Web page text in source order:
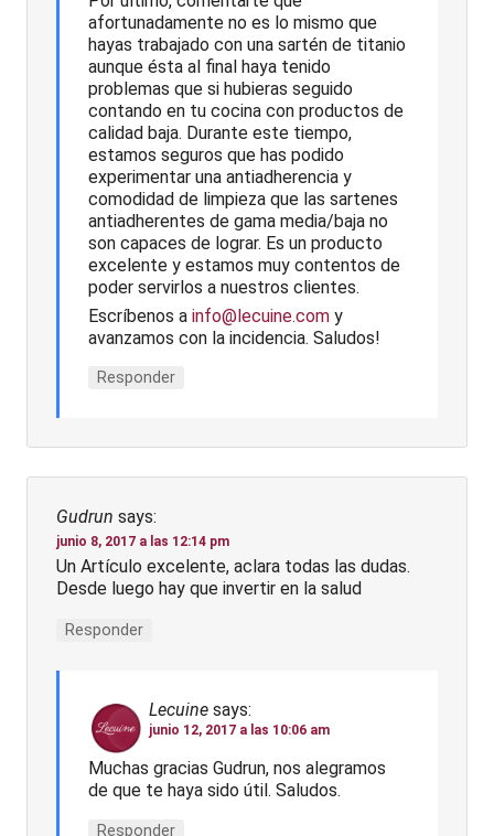
afortunadamente no es lo mismo que
hayas trabajado con una sartén de titanio
aunque ésta al final haya tenido
problemas que si hubieras seguido
contando en tu cocina con productos de
calidad baja. Durante este tiempo,
estamos seguros que has podido
experimentar una antiadherencia y
comodidad de limpieza que las sartenes
antiadherentes de gama media/baja no
son capaces de lograr. Es un producto
excelente y estamos muy contentos de
poder servirlos a nuestros clientes.
Escríbenos a info@lecuine.com y
avanzamos con la incidencia. Saludos!
Responder
Gudrun says:
junio 8, 2017 a las 12:14 pm
Un Artículo excelente, aclara todas las dudas.
Desde luego hay que invertir en la salud
Responder
Lecuine says:
junio 12, 2017 a las 10:06 am
Muchas gracias Gudrun, nos alegramos
de que te haya sido útil. Saludos.
Responder